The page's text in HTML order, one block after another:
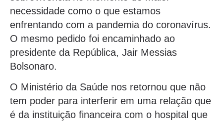
necessidade como o que estamos
enfrentando com a pandemia do coronavírus.
O mesmo pedido foi encaminhado ao
presidente da República, Jair Messias
Bolsonaro.
O Ministério da Saúde nos retornou que não
tem poder para interferir em uma relação que
é da instituição financeira com o hospital que